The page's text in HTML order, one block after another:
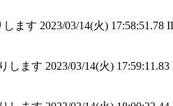
ます 2023/03/14(火) 17:58:51.78
ます 2023/03/14(火)